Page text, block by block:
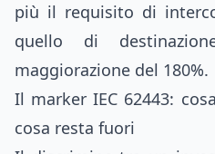
più il requisito di
quello di
maggiorazione del 180%.
Il marker IEC 62443:
cosa resta fuori